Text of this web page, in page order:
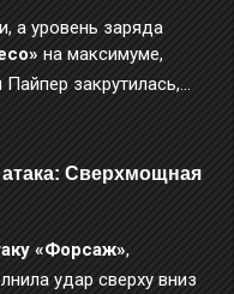
а уровень заряда
на максимуме,
закрутилась,
наносящие
постоянно тратится
выполнения навыка
повышается уровень
получает на 40%
Сверхмощная
«Форсаж»,
удар сверху вниз